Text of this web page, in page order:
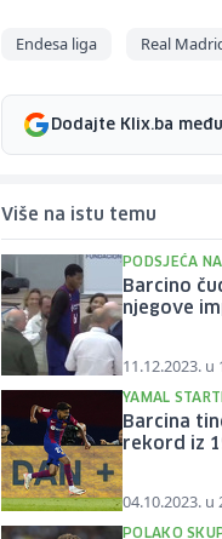
Endesa liga Real
Dodajte Klix.ba
Više na istu temu
PODSJEĆA
Barcino
njegove
11.12.2023. u
YAMAL
Barcina
rekord iz
04.10.2023. u
POLAKO